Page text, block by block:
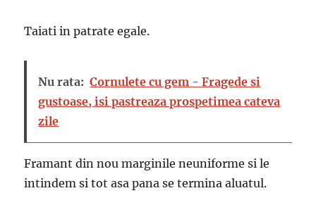
Taiati in patrate egale.
Nu rata: Cornulete cu gem - Fragede si
gustoase, isi pastreaza prospetimea cateva
zile
Framant din nou marginile neuniforme si le
intindem si tot asa pana se termina aluatul.